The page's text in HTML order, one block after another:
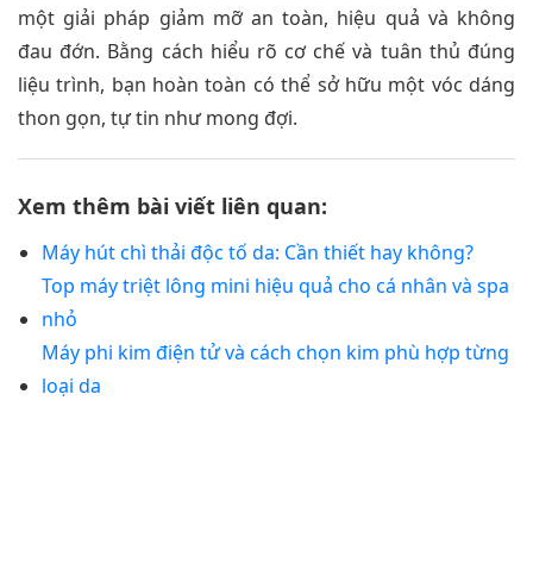
một giải pháp giảm mỡ an toàn, hiệu quả và không
đau đớn. Bằng cách hiểu rõ cơ chế và tuân thủ đúng
liệu trình, bạn hoàn toàn có thể sở hữu một vóc dáng
thon gọn, tự tin như mong đợi.
Xem thêm bài viết liên quan:
Máy hút chì thải độc tố da: Cần thiết hay không?
Top máy triệt lông mini hiệu quả cho cá nhân và spa
nhỏ
Máy phi kim điện tử và cách chọn kim phù hợp từng
loại da